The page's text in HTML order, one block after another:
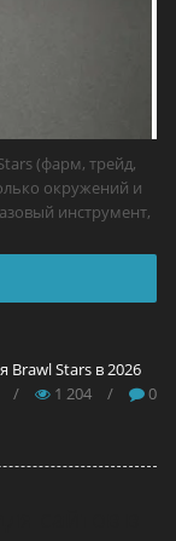
(фарм, трейд,
окружений и
инструмент,
Brawl Stars в 2026
/ 1 204 / 0